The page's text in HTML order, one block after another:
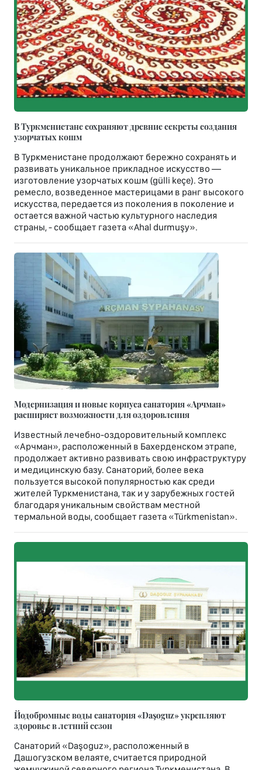
В Туркменистане сохраняют древние секреты создания
узорчатых кошм
В Туркменистане продолжают бережно сохранять и
развивать уникальное прикладное искусство —
изготовление узорчатых кошм (gülli keçe). Это
ремесло, возведенное мастерицами в ранг высокого
искусства, передается из поколения в поколение и
остается важной частью культурного наследия
страны, - сообщает газета «Ahal durmuşy».
Модернизация и новые корпуса санатория «Арчман»
расширяет возможности для оздоровления
Известный лечебно-оздоровительный комплекс
«Арчман», расположенный в Бахерденском этрапе,
продолжает активно развивать свою инфраструктуру
и медицинскую базу. Санаторий, более века
пользуется высокой популярностью как среди
жителей Туркменистана, так и у зарубежных гостей
благодаря уникальным свойствам местной
термальной воды, сообщает газета «Türkmenistan».
Йодобромные воды санатория «Daşoguz» укрепляют
здоровье в летний сезон
Санаторий «Daşoguz», расположенный в
Дашогузском велаяте, считается природной